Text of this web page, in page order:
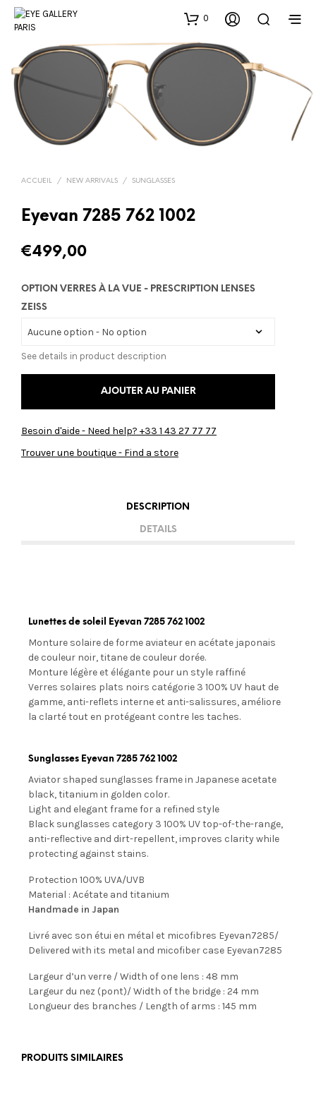
0
ACCUEIL / NEW ARRIVALS / SUNGLASSES
Eyevan 7285 762 1002
€499,00
OPTION VERRES À LA VUE - PRESCRIPTION LENSES
ZEISS
See details in product description
AJOUTER AU PANIER
Besoin d'aide - Need help? +33 1 43 27 77 77
Trouver une boutique - Find a store
DESCRIPTION
DETAILS
Lunettes de soleil Eyevan 7285 762 1002
Monture solaire de forme aviateur en acétate japonais
de couleur noir, titane de couleur dorée.
Monture légère et élégante pour un style raffiné
Verres solaires plats noirs catégorie 3 100% UV haut de
gamme, anti-reflets interne et anti-salissures, améliore
la clarté tout en protégeant contre les taches.
Sunglasses Eyevan 7285 762 1002
Aviator shaped sunglasses frame in Japanese acetate
black, titanium in golden color.
Light and elegant frame for a refined style
Black sunglasses category 3 100% UV top-of-the-range,
anti-reflective and dirt-repellent, improves clarity while
protecting against stains.
Protection 100% UVA/UVB
Material : Acétate and titanium
Handmade in Japan
Livré avec son étui en métal et micofibres Eyevan7285/
Delivered with its metal and micofiber case Eyevan7285
Largeur d’un verre / Width of one lens : 48 mm
Largeur du nez (pont)/ Width of the bridge : 24 mm
Longueur des branches / Length of arms : 145 mm
PRODUITS SIMILAIRES